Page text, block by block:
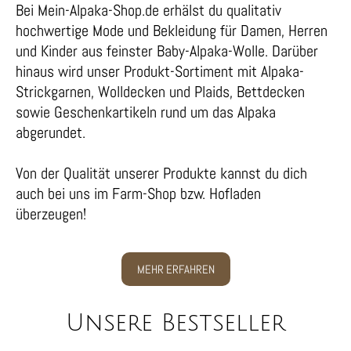
Bei Mein-Alpaka-Shop.de erhälst du qualitativ
hochwertige Mode und Bekleidung für Damen, Herren
und Kinder aus feinster Baby-Alpaka-Wolle. Darüber
hinaus wird unser Produkt-Sortiment mit Alpaka-
Strickgarnen, Wolldecken und Plaids, Bettdecken
sowie Geschenkartikeln rund um das Alpaka
abgerundet.
Von der Qualität unserer Produkte kannst du dich
auch bei uns im Farm-Shop bzw. Hofladen
überzeugen!
MEHR ERFAHREN
Unsere Bestseller